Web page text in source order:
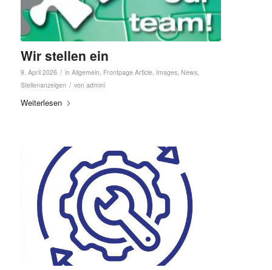
Wir stellen ein
9. April 2026 / in Allgemein Frontpage Article, Images, News,
Stellenanzeigen / von admini
Weiterlesen